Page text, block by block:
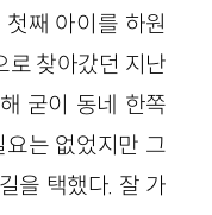
째 아이를 하원
로 찾아갔던 지난
굳이 동네 한쪽
는 없었지만 그
을 택했다. 잘 가